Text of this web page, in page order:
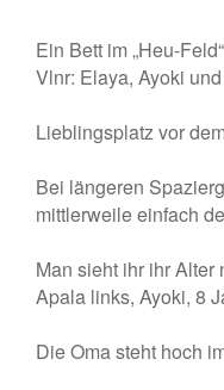
Ein Bett im „Heu-
Vlnr: Elaya, Ayoki
Lieblingsplatz vor
Bei längeren
mittlerweile einfach
Man sieht ihr ihr Alter
Apala links, Ayoki, 8
Die Oma steht hoch